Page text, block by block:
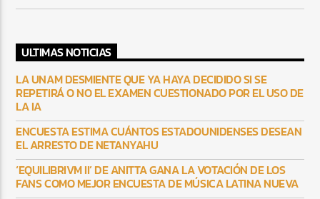
ULTIMAS NOTICIAS
LA UNAM DESMIENTE QUE YA HAYA DECIDIDO SI SE
REPETIRÁ O NO EL EXAMEN CUESTIONADO POR EL USO DE
LA IA
ENCUESTA ESTIMA CUÁNTOS ESTADOUNIDENSES DESEAN
EL ARRESTO DE NETANYAHU
‘EQUILIBRIVM II’ DE ANITTA GANA LA VOTACIÓN DE LOS
FANS COMO MEJOR ENCUESTA DE MÚSICA LATINA NUEVA